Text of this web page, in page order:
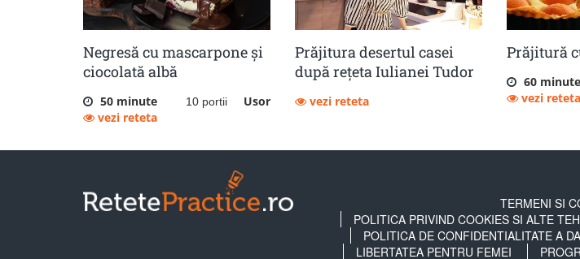
Negresă cu mascarpone și
ciocolată albă
50 minute 10 portii
Usor
vezi reteta
Prăjitura desertul casei
după rețeta Iulianei Tudor
vezi reteta
Prăjitură
60 minute
vezi reteta
TERMENI SI
POLITICA PRIVIND COOKIES SI ALTE
POLITICA DE CONFIDENTIALITATE A
LIBERTATEA PENTRU FEMEI